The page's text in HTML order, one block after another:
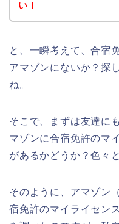
い！
と、一瞬考えて、合宿
アマゾンにないか？探
ね。
そこで、まずは友達に
マゾンに合宿免許のマ
があるかどうか？色々
そのように、アマゾン
宿免許のマイライセン